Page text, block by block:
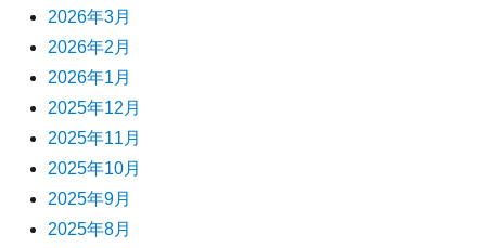
2026年3月
2026年2月
2026年1月
2025年12月
2025年11月
2025年10月
2025年9月
2025年8月